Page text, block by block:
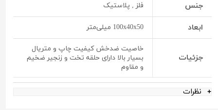
جنس فلز , پلاستیک
ابعاد 100x40x50 میلی‌متر
جزئیات
خاصیت ضدخش کیفیت چاپ و متریال
بسیار بالا دارای حلقه تخت و زنجیر ضخیم
و مقاوم
نظرات